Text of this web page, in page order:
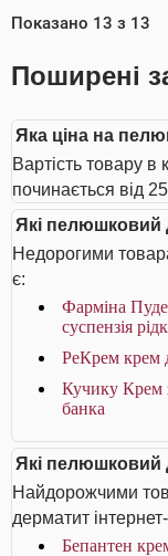
Показано 13 з 13
Поширені
Яка ціна на
Вартість товару
починається від
Які пелюшковий
Недорогими
є:
Фарміна
суспензія
РеКрем крем
Кучику Крем
банка
Які пелюшковий
Найдорожчими
дерматит
Бепантен